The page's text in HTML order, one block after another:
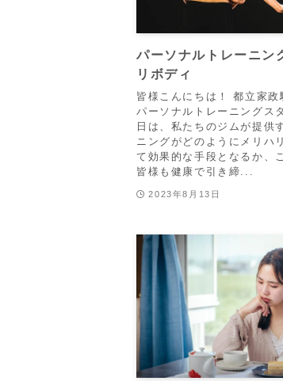
パーソナルトレーニン
リボディ
皆様こんにちは！ 都立家政
パーソナルトレーニングス
日は、私たちのジムが提供
ニングがどのようにメリハ
て効果的な手段となるか、
皆様も健康で引き締...
2023年8月13日